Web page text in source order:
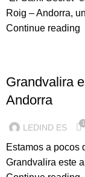
Roig – Andorra,
Continue reading
Grandvalira
Andorra
LEDIND ES 1
Estamos a pocos
Grandvalira este